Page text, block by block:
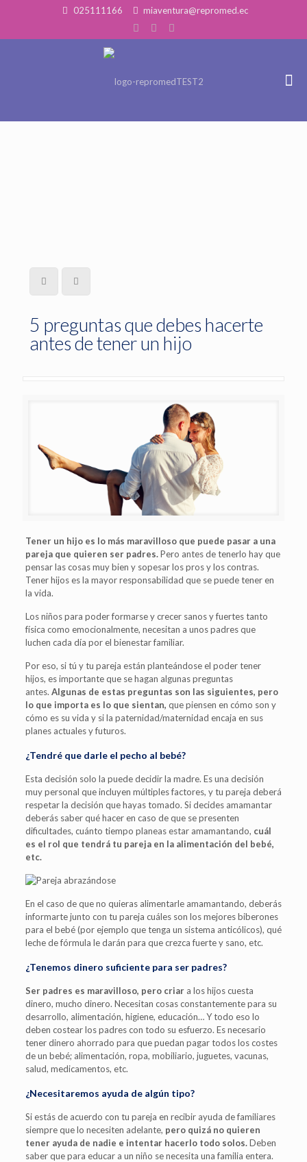
025111166 miaventura@repromed.ec
5 preguntas que debes hacerte
antes de tener un hijo
Tener un hijo es lo más maravilloso que puede pasar a una
pareja que quieren ser padres.Pero antes de tenerlo hay que
pensar las cosas muy bien y sopesar los pros y los contras.
Tener hijos es la mayor responsabilidad que se puede tener en
la vida.
Los niños para poder formarse y crecer sanos y fuertes tanto
física como emocionalmente, necesitan a unos padres que
luchen cada día por el bienestar familiar.
Por eso, si tú y tu pareja están planteándose el poder tener
hijos, es importante que se hagan algunas preguntas
antes. Algunas de estas preguntas son las siguientes, pero
lo que importa es lo que sientan, que piensen en cómo son y
cómo es su vida y si la paternidad/maternidad encaja en sus
planes actuales y futuros.
¿Tendré que darle el pecho al bebé?
Esta decisión solo la puede decidir la madre. Es una decisión
muy personal que incluyen múltiples factores, y tu pareja deberá
respetar la decisión que hayas tomado. Si decides amamantar
deberás saber qué hacer en caso de que se presenten
dificultades, cuánto tiempo planeas estar amamantando, cuál
es el rol que tendrá tu pareja en la alimentación del bebé,
etc.
En el caso de que no quieras alimentarle amamantando, deberás
informarte junto con tu pareja cuáles son los mejores biberones
para el bebé (por ejemplo que tenga un sistema anticólicos), qué
leche de fórmula le darán para que crezca fuerte y sano, etc.
¿Tenemos dinero suficiente para ser padres?
Ser padres es maravilloso, pero criar a los hijos cuesta
dinero, mucho dinero. Necesitan cosas constantemente para su
desarrollo, alimentación, higiene, educación… Y todo eso lo
deben costear los padres con todo su esfuerzo. Es necesario
tener dinero ahorrado para que puedan pagar todos los costes
de un bebé; alimentación, ropa, mobiliario, juguetes, vacunas,
salud, medicamentos, etc.
¿Necesitaremos ayuda de algún tipo?
Si estás de acuerdo con tu pareja en recibir ayuda de familiares
siempre que lo necesiten adelante, pero quizá no quieren
tener ayuda de nadie e intentar hacerlo todo solos.Deben
saber que para educar a un niño se necesita una familia entera.